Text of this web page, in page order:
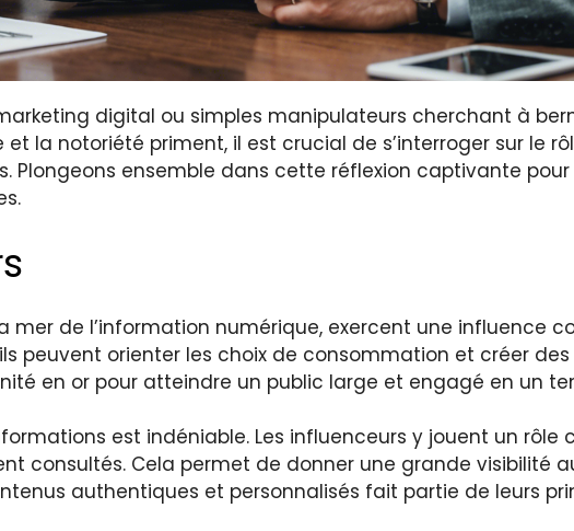
digital ou simples manipulateurs cherchant à
la notoriété priment, il est crucial de s’interroger sur le
Plongeons ensemble dans cette réflexion captivante
mer de l’information numérique, exercent une influence
peuvent orienter les choix de consommation et créer
en or pour atteindre un public large et engagé en un
est indéniable. Les influenceurs y jouent un
consultés. Cela permet de donner une grande visibilité
authentiques et personnalisés fait partie de leurs